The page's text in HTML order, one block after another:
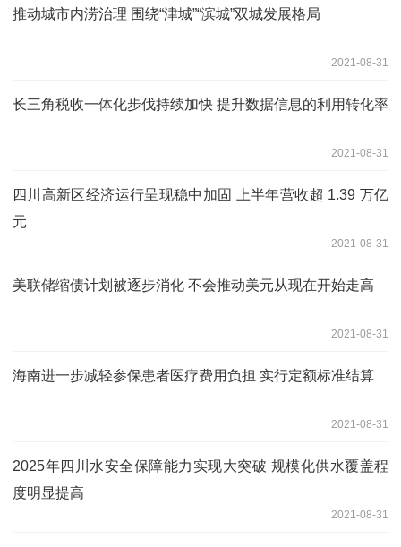
推动城市内涝治理 围绕“津城”“滨城”双城发展格局
2021-08-31
长三角税收一体化步伐持续加快 提升数据信息的利用转化率
2021-08-31
四川高新区经济运行呈现稳中加固 上半年营收超 1.39 万亿
元
2021-08-31
美联储缩债计划被逐步消化 不会推动美元从现在开始走高
2021-08-31
海南进一步减轻参保患者医疗费用负担 实行定额标准结算
2021-08-31
2025年四川水安全保障能力实现大突破 规模化供水覆盖程
度明显提高
2021-08-31